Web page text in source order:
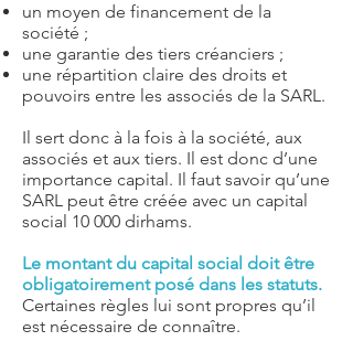
un moyen de financement de la
société ;
une garantie des tiers créanciers ;
une répartition claire des droits et
pouvoirs entre les associés de la SARL.
Il sert donc à la fois à la société, aux
associés et aux tiers. Il est donc d’une
importance capital. Il faut savoir qu’une
SARL peut être créée avec un capital
social 10 000 dirhams.
Le montant du capital social doit être
obligatoirement posé dans les statuts.
Certaines règles lui sont propres qu’il
est nécessaire de connaître.